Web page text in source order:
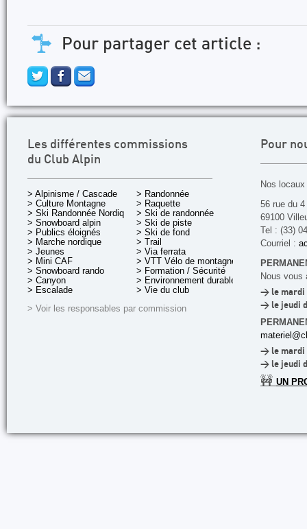
Pour partager cet article :
Les différentes commissions
du Club Alpin
> Alpinisme / Cascade
> Culture Montagne
> Ski Randonnée Nordique
> Snowboard alpin
> Publics éloignés
> Marche nordique
> Jeunes
> Mini CAF
> Snowboard rando
> Canyon
> Escalade
> Randonnée
> Raquette
> Ski de randonnée
> Ski de piste
> Ski de fond
> Trail
> Via ferrata
> VTT Vélo de montagne
> Formation / Sécurité
> Environnement durable
> Vie du club
> Voir les responsables par commission
Pour
Nos
56 rue du
69100
Tel : (33)
Courriel :
Nous vous
> le mardi
> le jeudi
> le mardi
> le jeudi
🚧 UN